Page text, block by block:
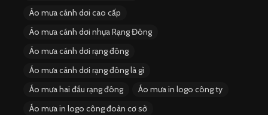
Áo mưa cánh dơi cao cấp
Áo mưa cánh dơi nhựa Rạng Đông
Áo mưa cánh dơi rạng đông
Áo mưa cánh dơi rạng đông là gì
Áo mưa hai đầu rạng đông
Áo mưa in logo công ty
Áo mưa in logo công đoàn cơ sở